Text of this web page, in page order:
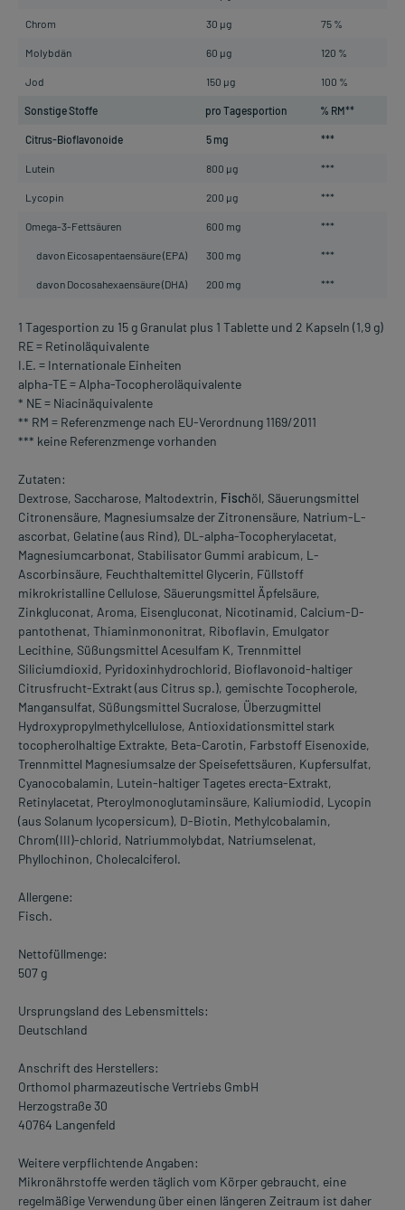
Chrom 30 µg 75 %
Molybdän 60 µg 120 %
Jod 150 µg 100 %
Sonstige Stoffe pro Tagesportion % RM**
Citrus-Bioflavonoide 5 mg ***
Lutein 800 µg ***
Lycopin 200 µg ***
Omega-3-Fettsäuren 600 mg ***
davon Eicosapentaensäure (EPA) 300 mg ***
davon Docosahexaensäure (DHA) 200 mg ***
1 Tagesportion zu 15 g Granulat plus 1 Tablette und 2 Kapseln (1,9 g)
RE = Retinoläquivalente
I.E. = Internationale Einheiten
alpha-TE = Alpha-Tocopheroläquivalente
* NE = Niacinäquivalente
** RM = Referenzmenge nach EU-Verordnung 1169/2011
*** keine Referenzmenge vorhanden
Zutaten:
Dextrose, Saccharose, Maltodextrin, Fischöl, Säuerungsmittel
Citronensäure, Magnesiumsalze der Zitronensäure, Natrium-L-
ascorbat, Gelatine (aus Rind), DL-alpha-Tocopherylacetat,
Magnesiumcarbonat, Stabilisator Gummi arabicum, L-
Ascorbinsäure, Feuchthaltemittel Glycerin, Füllstoff
mikrokristalline Cellulose, Säuerungsmittel Äpfelsäure,
Zinkgluconat, Aroma, Eisengluconat, Nicotinamid, Calcium-D-
pantothenat, Thiaminmononitrat, Riboflavin, Emulgator
Lecithine, Süßungsmittel Acesulfam K, Trennmittel
Siliciumdioxid, Pyridoxinhydrochlorid, Bioflavonoid-haltiger
Citrusfrucht-Extrakt (aus Citrus sp.), gemischte Tocopherole,
Mangansulfat, Süßungsmittel Sucralose, Überzugmittel
Hydroxypropylmethylcellulose, Antioxidationsmittel stark
tocopherolhaltige Extrakte, Beta-Carotin, Farbstoff Eisenoxide,
Trennmittel Magnesiumsalze der Speisefettsäuren, Kupfersulfat,
Cyanocobalamin, Lutein-haltiger Tagetes erecta-Extrakt,
Retinylacetat, Pteroylmonoglutaminsäure, Kaliumiodid, Lycopin
(aus Solanum lycopersicum), D-Biotin, Methylcobalamin,
Chrom(III)-chlorid, Natriummolybdat, Natriumselenat,
Phyllochinon, Cholecalciferol.
Allergene:
Fisch.
Nettofüllmenge:
507 g
Ursprungsland des Lebensmittels:
Deutschland
Anschrift des Herstellers:
Orthomol pharmazeutische Vertriebs GmbH
Herzogstraße 30
40764 Langenfeld
Weitere verpflichtende Angaben:
Mikronährstoffe werden täglich vom Körper gebraucht, eine
regelmäßige Verwendung über einen längeren Zeitraum ist daher